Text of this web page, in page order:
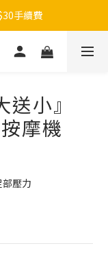
手續費
小』
摩機
壓力